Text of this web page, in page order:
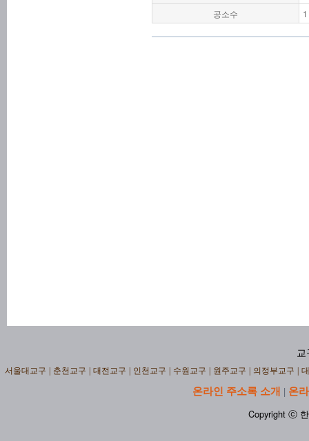
공소수
1
교
서울대교구 춘천교구 대전교구 인천교구 수원교구 원주교구 의정부교구
온라인 주소록 소개 | 온
Copyright ⓒ